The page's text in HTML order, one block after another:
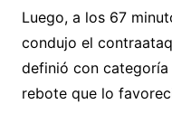
Luego, a los 67
condujo el
definió con
rebote que lo